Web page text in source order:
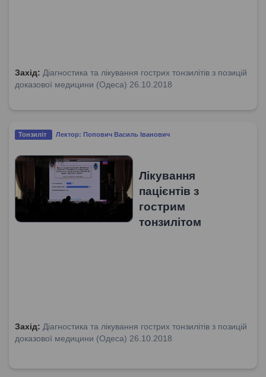
Захід: Діагностика та лікування гострих тонзилітів з позицій
доказової медицини (Одеса) 26.10.2018
Тонзиліт Лектор: Попович Василь Іванович
Лікування
пацієнтів з
гострим
тонзилітом
Захід: Діагностика та лікування гострих тонзилітів з позицій
доказової медицини (Одеса) 26.10.2018